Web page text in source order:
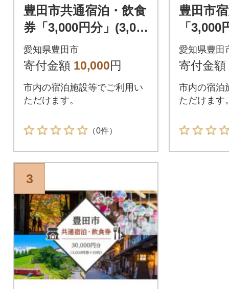
豊田市共通宿泊・飲食
券「3,000円分」(3,00
0円券×1枚)
愛知県豊田市
寄付金額 10,000円
市内の宿泊施設等でご利用い
ただけます。
（0件）
豊田市
「
券×6枚)
愛知県豊田
寄付金額
市内の宿泊
ただけます
3